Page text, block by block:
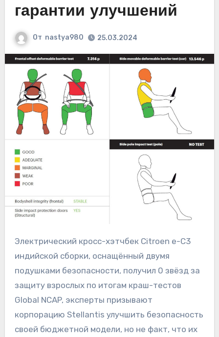
гарантии улучшений
От nastya980 25.03.2024
Электрический кросс-хэтчбек Citroen e-C3
индийской сборки, оснащённый двумя
подушками безопасности, получил 0 звёзд за
защиту взрослых по итогам краш-тестов
Global NCAP, эксперты призывают
корпорацию Stellantis улучшить безопасность
своей бюджетной модели, но не факт, что их